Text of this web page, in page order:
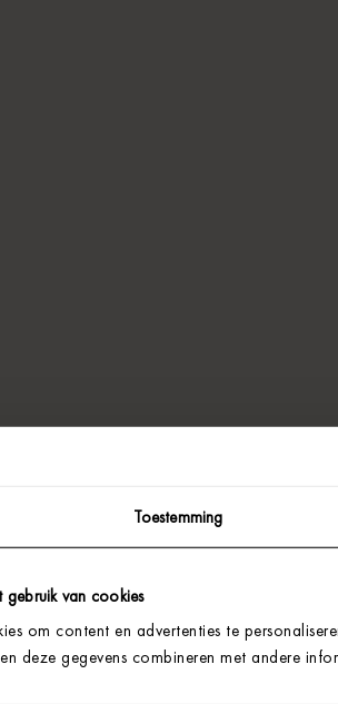
Toestemming
gebruik van cookies
om content en advertenties te
deze gegevens combineren met andere